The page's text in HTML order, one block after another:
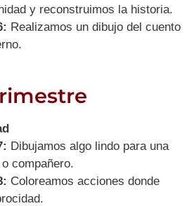
y reconstruimos la historia.
Realizamos un dibujo del cuento
Dibujamos algo lindo para una
compañero.
Coloreamos acciones donde